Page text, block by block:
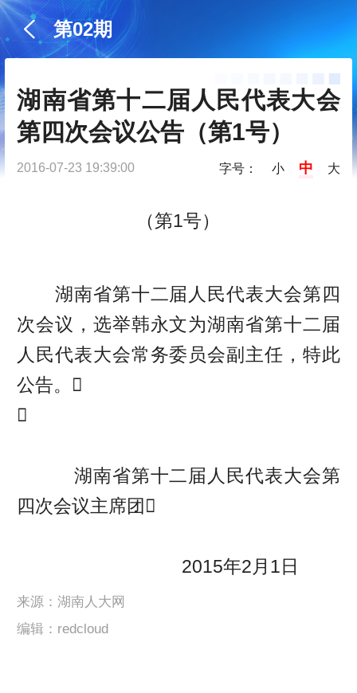
第02期
湖南省第十二届人民代表大会
第四次会议公告（第1号）
2016-07-23 19:39:00 字号： 小 中 大
（第1号）
湖南省第十二届人民代表大会第四
次会议，选举韩永文为湖南省第十二届
人民代表大会常务委员会副主任，特此
公告。

湖南省第十二届人民代表大会第
四次会议主席团
2015年2月1日
来源：湖南人大网
编辑：redcloud